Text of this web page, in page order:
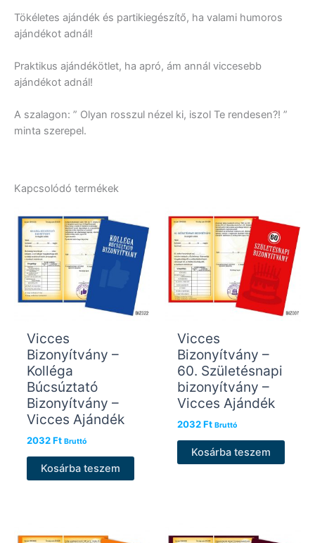
Tökéletes ajándék és partikiegészítő, ha valami humoros
ajándékot adnál!
Praktikus ajándékötlet, ha apró, ám annál viccesebb
ajándékot adnál!
A szalagon: ” Olyan rosszul nézel ki, iszol Te rendesen?! ”
minta szerepel.
Kapcsolódó termékek
Vicces
Bizonyítvány –
Kolléga
Búcsúztató
Bizonyítvány –
Vicces Ajándék
2032Ft Bruttó
Kosárba teszem
Vicces
Bizonyítvány –
60. Születésnapi
bizonyítvány –
Vicces Ajándék
2032Ft Bruttó
Kosárba teszem